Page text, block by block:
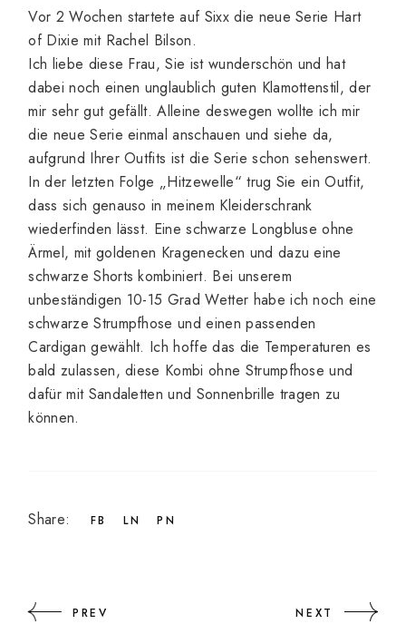
Vor 2 Wochen startete auf Sixx die neue Serie Hart
of Dixie mit Rachel Bilson.
Ich liebe diese Frau, Sie ist wunderschön und hat
dabei noch einen unglaublich guten Klamottenstil, der
mir sehr gut gefällt. Alleine deswegen wollte ich mir
die neue Serie einmal anschauen und siehe da,
aufgrund Ihrer Outfits ist die Serie schon sehenswert.
In der letzten Folge „Hitzewelle“ trug Sie ein Outfit,
dass sich genauso in meinem Kleiderschrank
wiederfinden lässt. Eine schwarze Longbluse ohne
Ärmel, mit goldenen Kragenecken und dazu eine
schwarze Shorts kombiniert. Bei unserem
unbeständigen 10-15 Grad Wetter habe ich noch eine
schwarze Strumpfhose und einen passenden
Cardigan gewählt. Ich hoffe das die Temperaturen es
bald zulassen, diese Kombi ohne Strumpfhose und
dafür mit Sandaletten und Sonnenbrille tragen zu
können.
Share: FB LN PN
PREV NEXT